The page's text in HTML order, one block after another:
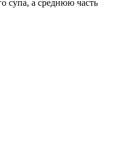
супа, а среднюю часть